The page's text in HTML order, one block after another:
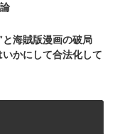
海賊版漫画の破局
かにして合法化して